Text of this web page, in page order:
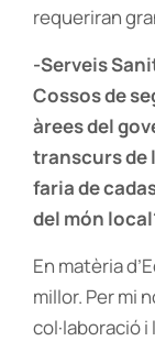
requeriran
-Serveis
Cossos de
àrees del
transcurs de
faria de
del món
En matèria
millor. Per mi
col·laboració